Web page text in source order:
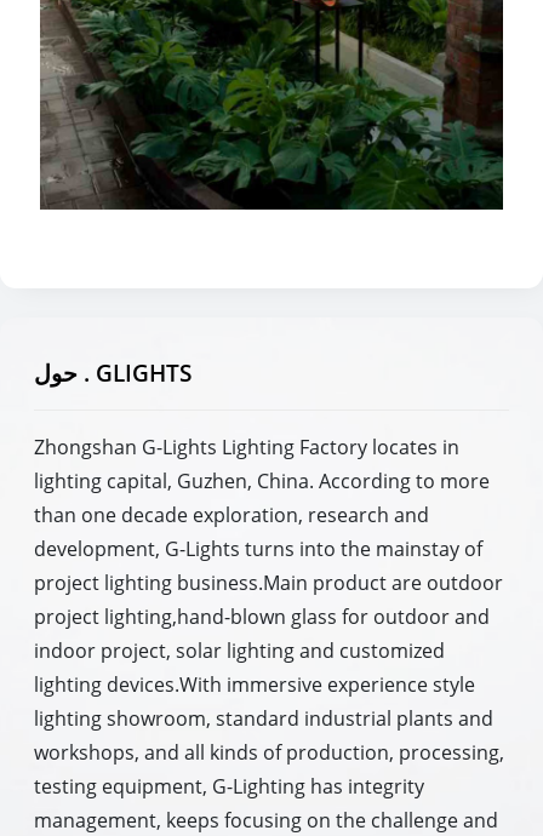
حول . GLIGHTS
Zhongshan G-Lights Lighting Factory locates in
lighting capital, Guzhen, China. According to more
than one decade exploration, research and
development, G-Lights turns into the mainstay of
project lighting business.Main product are outdoor
project lighting,hand-blown glass for outdoor and
indoor project, solar lighting and customized
lighting devices.With immersive experience style
lighting showroom, standard industrial plants and
workshops, and all kinds of production, processing,
testing equipment, G-Lighting has integrity
management, keeps focusing on the challenge and